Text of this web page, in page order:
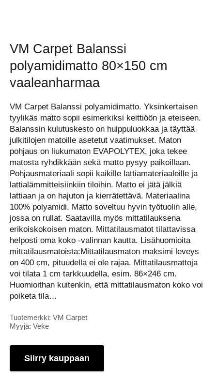
VM Carpet Balanssi
polyamidimatto 80×150 cm
vaaleanharmaa
VM Carpet Balanssi polyamidimatto. Yksinkertaisen
tyylikäs matto sopii esimerkiksi keittiöön ja eteiseen.
Balanssin kulutuskesto on huippuluokkaa ja täyttää
julkitilojen matoille asetetut vaatimukset. Maton
pohjaus on liukumaton EVAPOLYTEX, joka tekee
matosta ryhdikkään sekä matto pysyy paikoillaan.
Pohjausmateriaali sopii kaikille lattiamateriaaleille ja
lattialämmitteisiinkiin tiloihin. Matto ei jätä jälkiä
lattiaan ja on hajuton ja kierrätettävä. Materiaalina
100% polyamidi. Matto soveltuu hyvin työtuolin alle,
jossa on rullat. Saatavilla myös mittatilauksena
erikoiskokoisen maton. Mittatilausmatot tilattavissa
helposti oma koko -valinnan kautta. Lisähuomioita
mittatilausmatoista:Mittatilausmaton maksimi leveys
on 400 cm, pituudella ei ole rajaa. Mittatilausmattoja
voi tilata 1 cm tarkkuudella, esim. 86×246 cm.
Huomioithan kuitenkin, että mittatilausmaton koko voi
poiketa tila…
Tuotemerkki: VM Carpet
Myyjä: Veke
Siirry kauppaan